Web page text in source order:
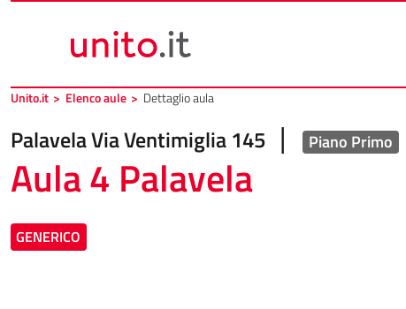
Unito.it > Elenco aule > Dettaglio aula
Palavela Via Ventimiglia 145 | Piano Primo
Aula 4 Palavela
GENERICO